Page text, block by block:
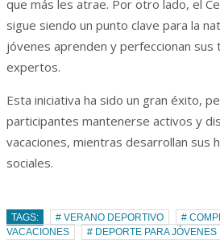
que más les atrae. Por otro lado, el
sigue siendo un punto clave para la
jóvenes aprenden y perfeccionan sus
expertos.
Esta iniciativa ha sido un gran éxito,
participantes mantenerse activos y
vacaciones, mientras desarrollan sus
sociales.
TAGS: # VERANO DEPORTIVO #
VACACIONES
# DEPORTE PARA JÓVENES